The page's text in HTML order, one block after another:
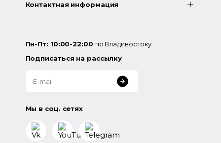
Контактная информация
Пн-Пт: 10:00-22:00 по Владивостоку
Подписаться на рассылку
Мы в соц. сетях